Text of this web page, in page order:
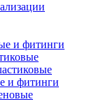
и фитинги
и фитинги